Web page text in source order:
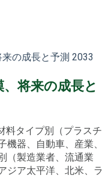
の成長と予測 2033
将来の成長と
料タイプ別（プラスチ
機器、自動車、産業、
（製造業者、流通業
ジア太平洋、北米、ラ